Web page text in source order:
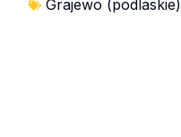
Grajewo (podlaskie)